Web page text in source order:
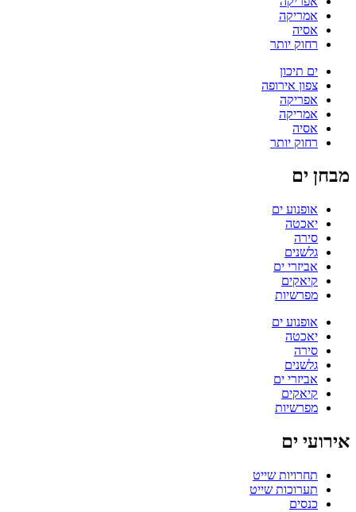
אמריקה
אסיה
רחוק יותר
ים תיכון
צפון אירופה
אפריקה
אמריקה
אסיה
רחוק יותר
מבחן ים
אופנוע ים
יאכטה
סירה
גלשנים
אביזרי ים
קיאקים
מפרשיות
אופנוע ים
יאכטה
סירה
גלשנים
אביזרי ים
קיאקים
מפרשיות
אירועי ים
תחרויות שייט
תערוכות שייט
כנסים